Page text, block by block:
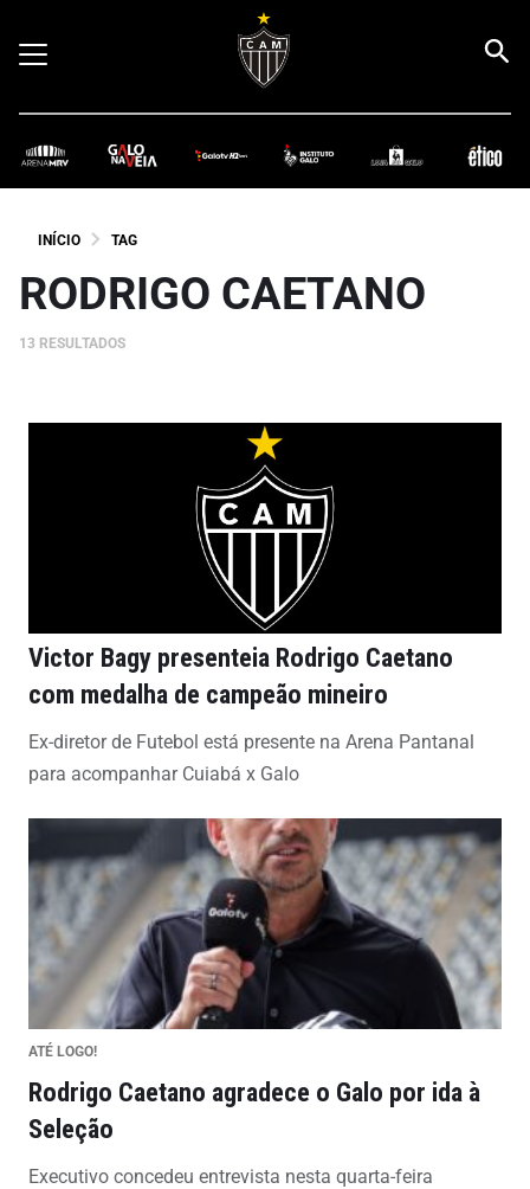
INÍCIO TAG
RODRIGO CAETANO
13 RESULTADOS
Victor Bagy presenteia Rodrigo Caetano
com medalha de campeão mineiro
Ex-diretor de Futebol está presente na Arena Pantanal
para acompanhar Cuiabá x Galo
ATÉ LOGO!
Rodrigo Caetano agradece o Galo por ida à
Seleção
Executivo concedeu entrevista nesta quarta-feira